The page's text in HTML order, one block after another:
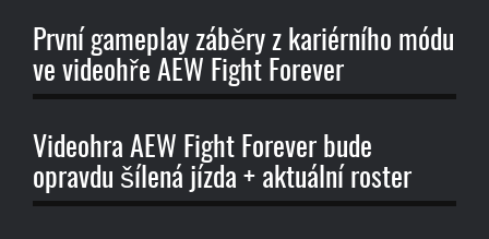
První gameplay záběry z kariérního módu
ve videohře AEW Fight Forever
Videohra AEW Fight Forever bude
opravdu šílená jízda + aktuální roster